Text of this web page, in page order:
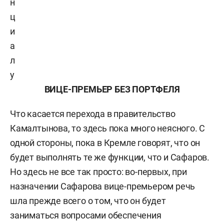
н
ц
и
а
л
у
ВИЦЕ-ПРЕМЬЕР БЕЗ ПОРТФЕЛЯ
Что касается перехода в правительство
Камалтынова, то здесь пока много неясного. С
одной стороны, пока в Кремле говорят, что он
будет выполнять те же функции, что и Сафаров.
Но здесь не все так просто: во-первых, при
назначении Сафарова вице-премьером речь
шла прежде всего о том, что он будет
заниматься вопросами обеспечения